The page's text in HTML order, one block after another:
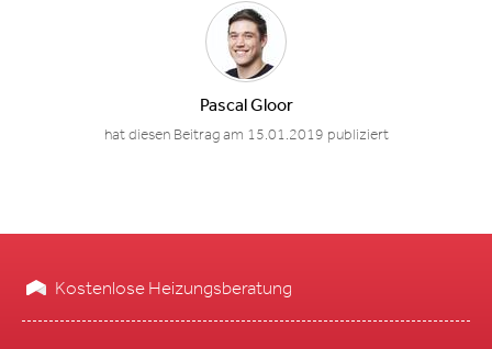
Pascal Gloor
hat diesen Beitrag am 15.01.2019 publiziert
Kostenlose Heizungsberatung